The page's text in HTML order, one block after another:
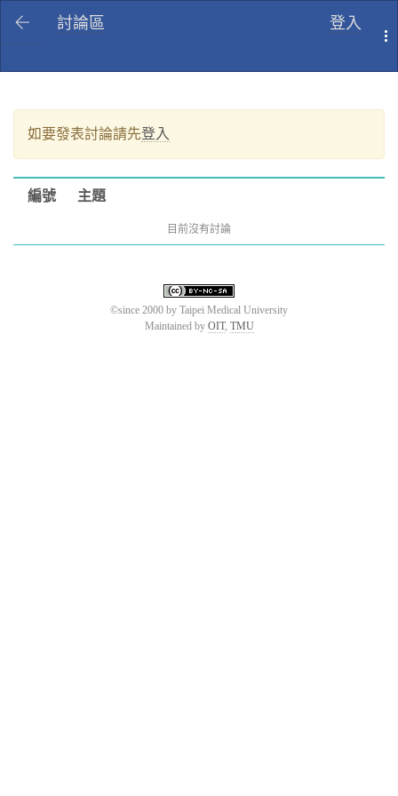
登入
討論區
如要發表討論請先登入
編號 主題
目前沒有討論
©since 2000 by Taipei Medical University
Maintained by OIT, TMU